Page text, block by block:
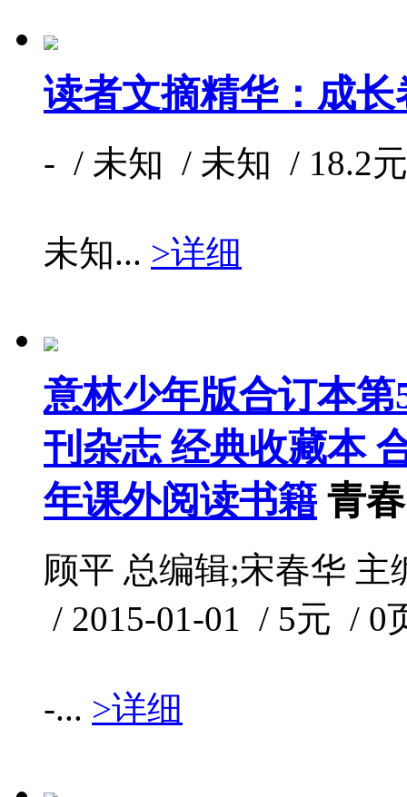
读者文摘精华：成长
- / 未知 / 未知 / 18.2
未知... >详细
意林少年版合订本
刊杂志 经典收藏本
年课外阅读书籍 青
顾平 总编辑;宋春华
/ 2015-01-01 / 5元 / 0
-... >详细